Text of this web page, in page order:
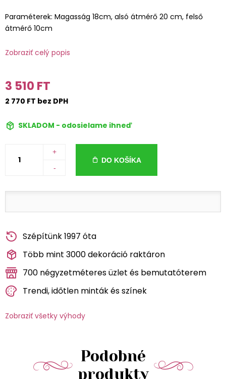
Paraméterek: Magasság 18cm, alsó átmérő 20 cm, felső
átmérő 10cm
Zobraziť celý popis
3 510 FT
2 770 FT bez DPH
SKLADOM - odosielame ihneď
+
-
DO KOŠÍKA
Szépítünk 1997 óta
Több mint 3000 dekoráció raktáron
700 négyzetméteres üzlet és bemutatóterem
Trendi, időtlen minták és színek
Zobraziť všetky výhody
Podobné
produkty